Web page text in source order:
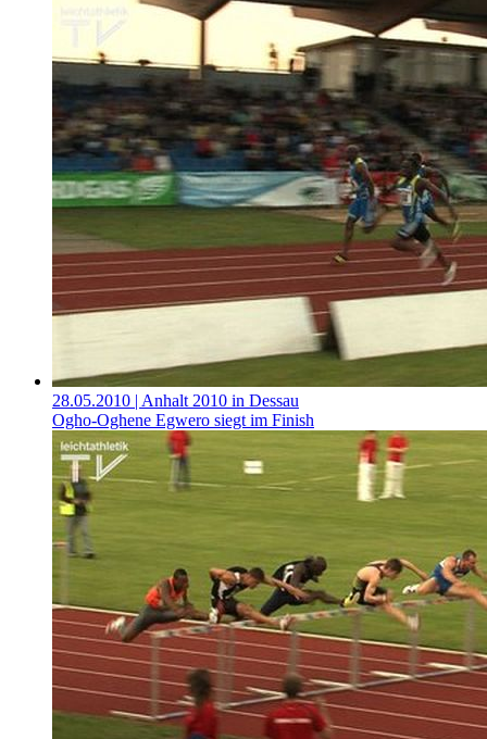
28.05.2010 | Anhalt 2010 in Dessau
Ogho-Oghene Egwero siegt im Finish